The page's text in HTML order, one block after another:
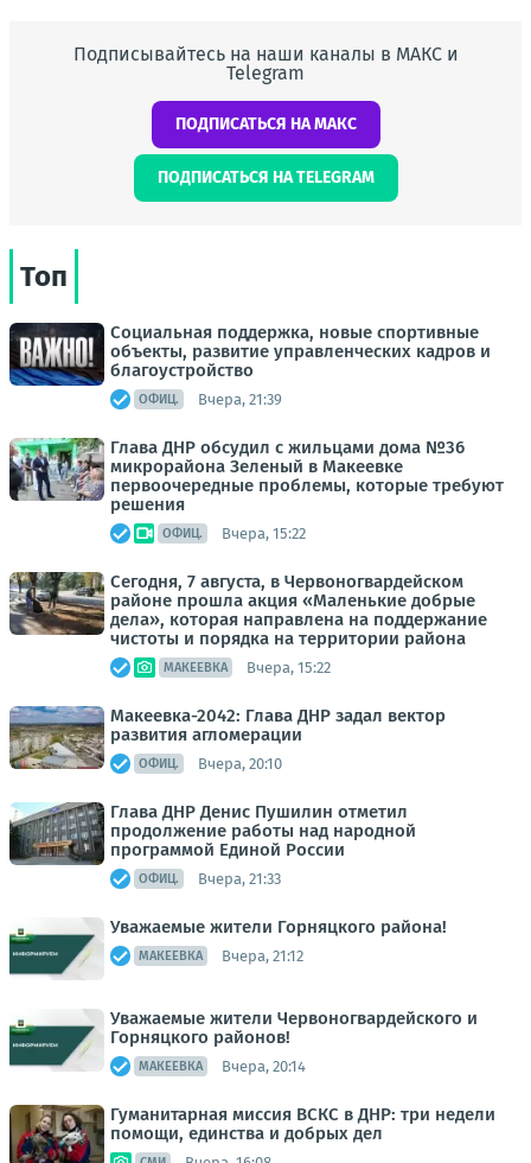
Подписывайтесь на наши каналы в МАКС и
Telegram
ПОДПИСАТЬСЯ НА МАКС
ПОДПИСАТЬСЯ НА TELEGRAM
Топ
Социальная поддержка, новые спортивные
объекты, развитие управленческих кадров и
благоустройство
ОФИЦ. Вчера, 21:39
Глава ДНР обсудил с жильцами дома №36
микрорайона Зеленый в Макеевке
первоочередные проблемы, которые требуют
решения
ОФИЦ. Вчера, 15:22
Сегодня, 7 августа, в Червоногвардейском
районе прошла акция «Маленькие добрые
дела», которая направлена на поддержание
чистоты и порядка на территории района
МАКЕЕВКА Вчера, 15:22
Макеевка-2042: Глава ДНР задал вектор
развития агломерации
ОФИЦ. Вчера, 20:10
Глава ДНР Денис Пушилин отметил
продолжение работы над народной
программой Единой России
ОФИЦ. Вчера, 21:33
Уважаемые жители Горняцкого района!
МАКЕЕВКА Вчера, 21:12
Уважаемые жители Червоногвардейского и
Горняцкого районов!
МАКЕЕВКА Вчера, 20:14
Гуманитарная миссия ВСКС в ДНР: три недели
помощи, единства и добрых дел